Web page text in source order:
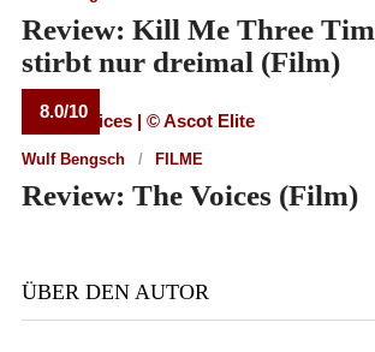
Review: Kill Me Three
stirbt nur dreimal (Film)
8.0/10
Wulf Bengsch FILME
Review: The Voices (Film)
ÜBER DEN AUTOR